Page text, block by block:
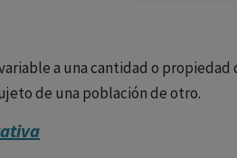
a una cantidad o
de una población de otro.